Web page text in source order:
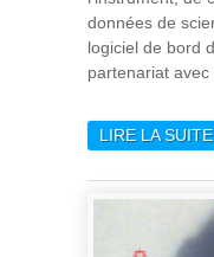
données de
logiciel de bord
partenariat avec
LIRE LA SUITE